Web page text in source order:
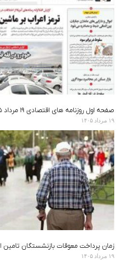
صفحه اول روزنامه های اقتصادی ۱۹ مرداد ۱۴۰۵
۱۹ مرداد ۱۴۰۵
زمان پرداخت معوقات بازنشستگان تامین
۱۹ مرداد ۱۴۰۵